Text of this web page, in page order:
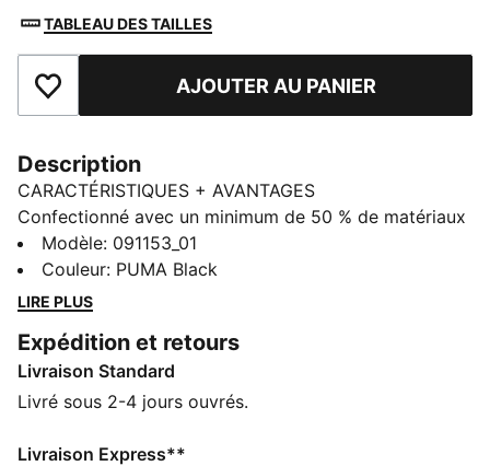
TABLEAU DES TAILLES
Ajouter aux favorisAJOUTER AU PANIER
Description
CARACTÉRISTIQUES + AVANTAGES
Confectionné avec un minimum de 50 % de matériaux
recyclés
DÉTAILS
Ouverture zippée à double sens vers le compartiment
Compartiment avant zip double sens
Poche avant à zip
Deux poches filet sur les côtés pour ranger un
Détails brandés PUMA
Modèle: 091153_01
Couleur: PUMA Black
LIRE PLUS
Expédition et retours
Livraison Standard
Livré sous 2-4 jours ouvrés.
Livraison Express**